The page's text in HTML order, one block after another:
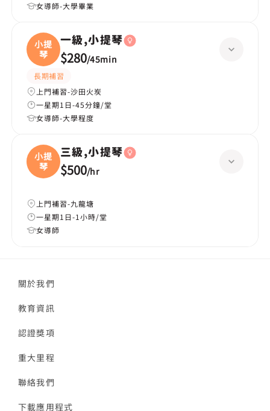
女導師-大學畢業
小提
琴
一級,小提琴
$280/45min
長期補習
上門補習-沙田火炭
一星期1日-45分鐘/堂
女導師-大學程度
小提
琴
三級,小提琴
$500/hr
上門補習-九龍塘
一星期1日-1小時/堂
女導師
關於我們
教育資訊
認證獎項
重大里程
聯絡我們
下載應用程式